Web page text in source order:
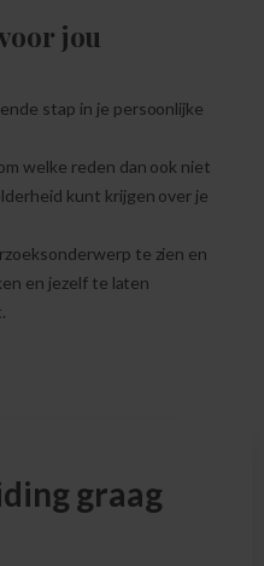
jou
stap in je persoonlijke
welke reden dan ook niet
kunt krijgen over je
te zien en
en jezelf te laten
graag